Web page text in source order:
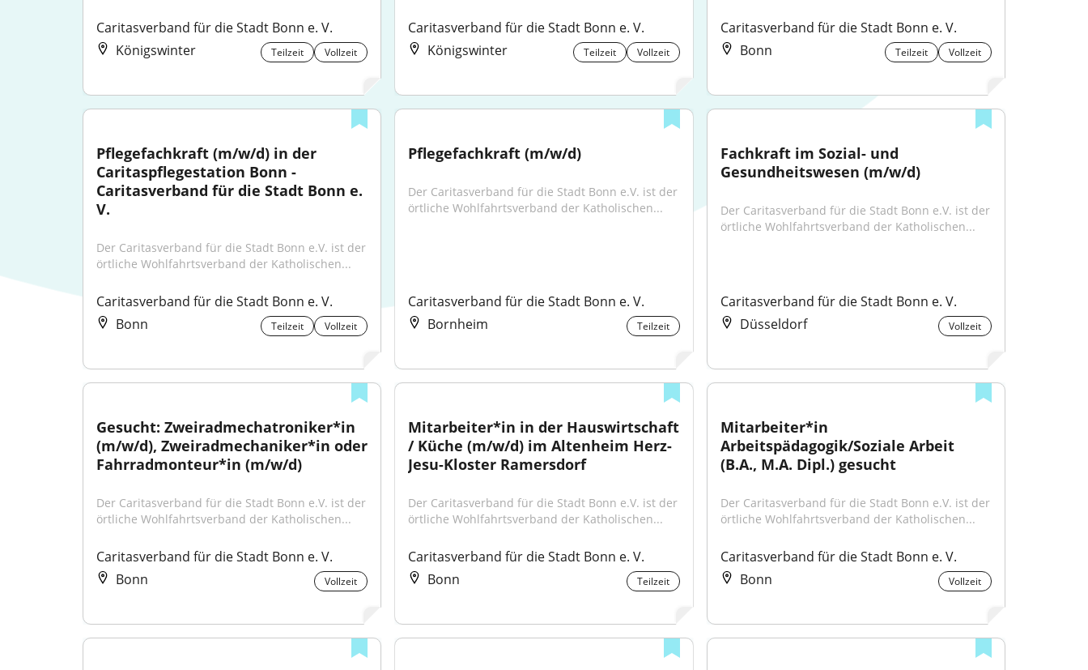
Caritasverband für die Stadt Bonn e. V.
Königswinter
Teilzeit Vollzeit
Caritasverband für die Stadt Bonn e. V.
Königswinter
Teilzeit Vollzeit
Caritasverband für die Stadt Bonn e. V.
Bonn
Teilzeit Vollzeit
Pflegefachkraft (m/w/d) in der
Caritaspflegestation Bonn -
Caritasverband für die Stadt Bonn e.
V.
Der Caritasverband für die Stadt Bonn e.V. ist der
örtliche Wohlfahrtsverband der Katholischen...
Caritasverband für die Stadt Bonn e. V.
Bonn
Teilzeit Vollzeit
Pflegefachkraft (m/w/d)
Der Caritasverband für die Stadt Bonn e.V. ist der
örtliche Wohlfahrtsverband der Katholischen...
Caritasverband für die Stadt Bonn e. V.
Bornheim
Teilzeit
Fachkraft im Sozial- und
Gesundheitswesen (m/w/d)
Der Caritasverband für die Stadt Bonn e.V. ist der
örtliche Wohlfahrtsverband der Katholischen...
Caritasverband für die Stadt Bonn e. V.
Düsseldorf
Vollzeit
Gesucht: Zweiradmechatroniker*in
(m/w/d), Zweiradmechaniker*in oder
Fahrradmonteur*in (m/w/d)
Der Caritasverband für die Stadt Bonn e.V. ist der
örtliche Wohlfahrtsverband der Katholischen...
Caritasverband für die Stadt Bonn e. V.
Bonn
Vollzeit
Mitarbeiter*in in der Hauswirtschaft
/ Küche (m/w/d) im Altenheim Herz-
Jesu-Kloster Ramersdorf
Der Caritasverband für die Stadt Bonn e.V. ist der
örtliche Wohlfahrtsverband der Katholischen...
Caritasverband für die Stadt Bonn e. V.
Bonn
Teilzeit
Mitarbeiter*in
Arbeitspädagogik/Soziale Arbeit
(B.A., M.A. Dipl.) gesucht
Der Caritasverband für die Stadt Bonn e.V. ist der
örtliche Wohlfahrtsverband der Katholischen...
Caritasverband für die Stadt Bonn e. V.
Bonn
Vollzeit